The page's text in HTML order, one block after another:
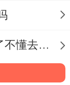
率。
别打字解
电脑屏幕上
这些星座男在感情里太不主动了不懂去爱 这些星座男在感情中排第几